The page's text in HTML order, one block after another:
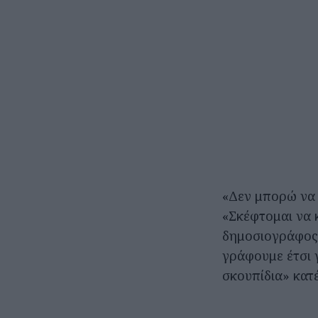
«Δεν μπορώ να
«Σκέφτομαι να
γράφουμε έτσι
σκουπίδια»